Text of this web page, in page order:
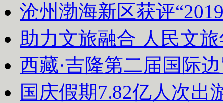
沧州渤海新区获评
助力文旅融合 人民文
西藏·吉隆第二届国际
国庆假期7.82亿人次出